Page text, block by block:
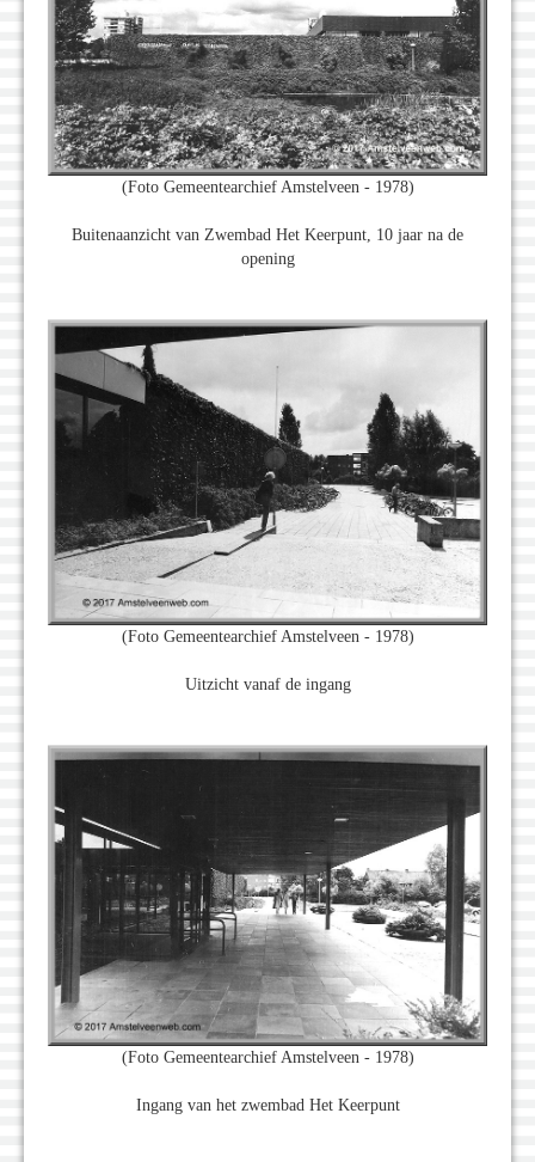
(Foto Gemeentearchief Amstelveen - 1978)
Buitenaanzicht van Zwembad Het Keerpunt, 10 jaar na de
opening
(Foto Gemeentearchief Amstelveen - 1978)
Uitzicht vanaf de ingang
(Foto Gemeentearchief Amstelveen - 1978)
Ingang van het zwembad Het Keerpunt